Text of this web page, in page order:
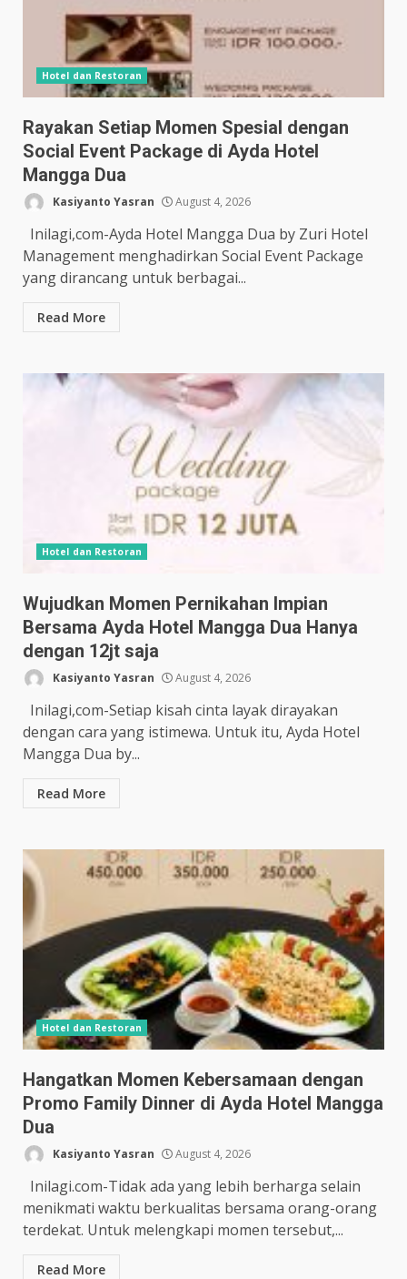
Hotel dan Restoran
Rayakan Setiap Momen Spesial dengan
Social Event Package di Ayda Hotel
Mangga Dua
Kasiyanto Yasran August 4, 2026
Inilagi,com-Ayda Hotel Mangga Dua by Zuri Hotel
Management menghadirkan Social Event Package
yang dirancang untuk berbagai...
Read More
Hotel dan Restoran
Wujudkan Momen Pernikahan Impian
Bersama Ayda Hotel Mangga Dua Hanya
dengan 12jt saja
Kasiyanto Yasran August 4, 2026
Inilagi,com-Setiap kisah cinta layak dirayakan
dengan cara yang istimewa. Untuk itu, Ayda Hotel
Mangga Dua by...
Read More
Hotel dan Restoran
Hangatkan Momen Kebersamaan dengan
Promo Family Dinner di Ayda Hotel Mangga
Dua
Kasiyanto Yasran August 4, 2026
Inilagi.com-Tidak ada yang lebih berharga selain
menikmati waktu berkualitas bersama orang-orang
terdekat. Untuk melengkapi momen tersebut,...
Read More